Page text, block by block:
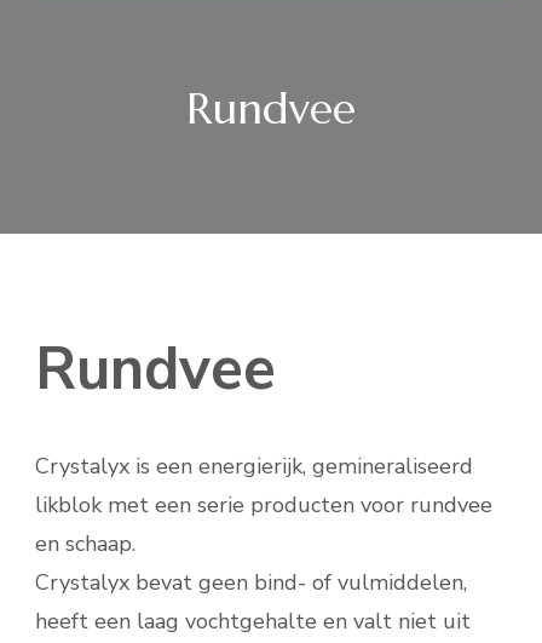
Rundvee
Rundvee
Crystalyx is een energierijk, gemineraliseerd
likblok met een serie producten voor rundvee
en schaap.
Crystalyx bevat geen bind- of vulmiddelen,
heeft een laag vochtgehalte en valt niet uit